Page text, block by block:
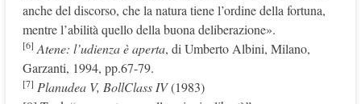
anche del discorso, che la natura tiene l’ordine della fortuna,
mentre l’abilità quello della buona deliberazione».
[6] Atene: l’udienza è aperta, di Umberto Albini, Milano,
Garzanti, 1994, pp.67-79.
[7] Planudea V, BollClass IV(1983)